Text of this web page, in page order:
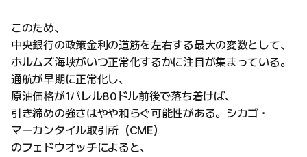
このため、
中央銀行の政策金利の道筋を左右する最大の変数として、
ホルムズ海峡がいつ正常化するかに注目が集まっている。
通航が早期に正常化し、
原油価格が1バレル80ドル前後で落ち着けば、
引き締めの強さはやや和らぐ可能性がある。シカゴ・
マーカンタイル取引所（CME）
のフェドウオッチによると、